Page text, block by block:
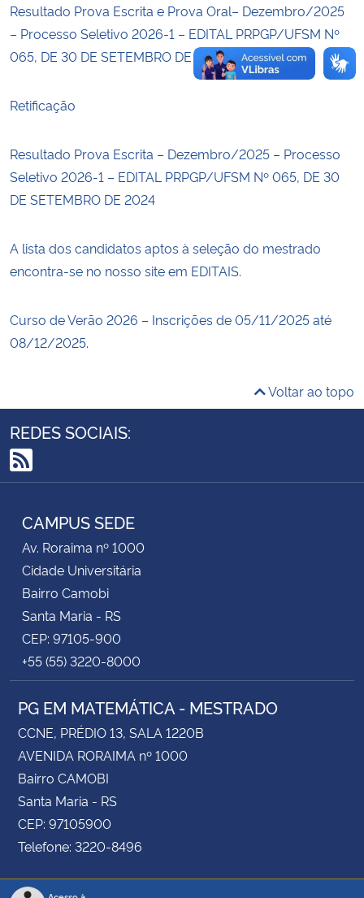
Banco Central do Brasil
Planalto
Resultado Prova Escrita e Prova Oral– Dezembro/2025
– Processo Seletivo 2026-1 – EDITAL PRPGP/UFSM Nº
065, DE 30 DE SETEMBRO DE 2024
Retificação
Resultado Prova Escrita – Dezembro/2025 – Processo
Seletivo 2026-1 – EDITAL PRPGP/UFSM Nº 065, DE 30
DE SETEMBRO DE 2024
A lista dos candidatos aptos à seleção do mestrado
encontra-se no nosso site em EDITAIS.
Curso de Verão 2026 – Inscrições de 05/11/2025 até
08/12/2025.
Voltar ao topo
REDES SOCIAIS:
RSS
CAMPUS SEDE
Av. Roraima nº 1000
Cidade Universitária
Bairro Camobi
Santa Maria - RS
CEP: 97105-900
+55 (55) 3220-8000
PG EM MATEMÁTICA - MESTRADO
CCNE, PRÉDIO 13, SALA 1220B
AVENIDA RORAIMA nº 1000
Bairro CAMOBI
Santa Maria - RS
CEP: 97105900
Telefone: 3220-8496